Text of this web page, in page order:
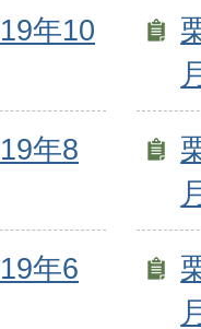
年10
年8
年6